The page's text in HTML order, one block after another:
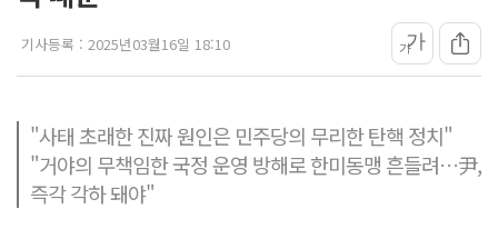
기사등록 : 2025년03월16일 18:10 가가
"사태 초래한 진짜 원인은 민주당의 무리한 탄핵 정치"
"거야의 무책임한 국정 운영 방해로 한미동맹 흔들려…尹,
즉각 각하 돼야"